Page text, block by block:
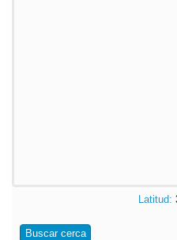
Latitud:
Buscar cerca